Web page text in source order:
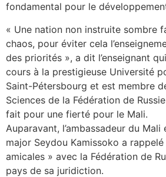
fondamental pour le
« Une nation non instruite sombre
chaos, pour éviter cela
des priorités », a dit l’enseignant
cours à la prestigieuse Université
Saint-Pétersbourg et est membre
Sciences de la Fédération de
fait pour une fierté pour le Mali.
Auparavant, l’ambassadeur du Mali
major Seydou Kamissoko a
amicales » avec la Fédération de
pays de sa juridiction.